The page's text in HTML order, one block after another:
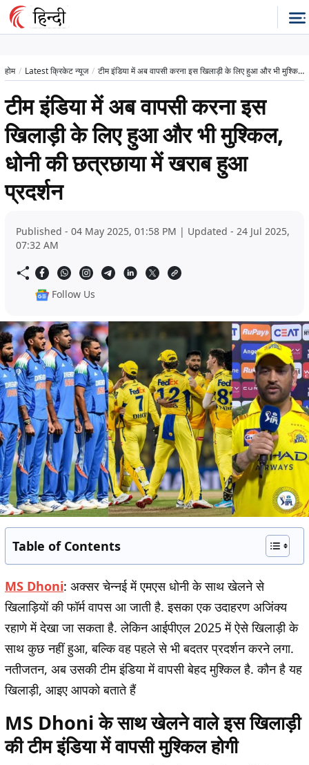
होम Latest क्रिकेट न्यूज टीम इंडिया में अब वापसी करना इस खिलाड़ी के लिए हुआ और भी मुश्किल, धोनी की छत्रछाया में खराब हुआ प्रदर्शन
टीम इंडिया में अब वापसी करना इस
खिलाड़ी के लिए हुआ और भी मुश्किल,
धोनी की छत्रछाया में खराब हुआ
प्रदर्शन
Published - 04 May 2025, 01:58 PM | Updated - 24 Jul 2025,
07:32 AM
Follow Us
Table of Contents
MS Dhoni: अक्सर चेन्नई में एमएस धोनी के साथ खेलने से
खिलाड़ियों की फॉर्म वापस आ जाती है. इसका एक उदाहरण अजिंक्य
रहाणे में देखा जा सकता है. लेकिन आईपीएल 2025 में ऐसे खिलाड़ी के
साथ कुछ नहीं हुआ, बल्कि वह पहले से भी बदतर प्रदर्शन करने लगा.
नतीजतन, अब उसकी टीम इंडिया में वापसी बेहद मुश्किल है. कौन है यह
खिलाड़ी, आइए आपको बताते हैं
MS Dhoni के साथ खेलने वाले इस खिलाड़ी
की टीम इंडिया में वापसी मुश्किल होगी